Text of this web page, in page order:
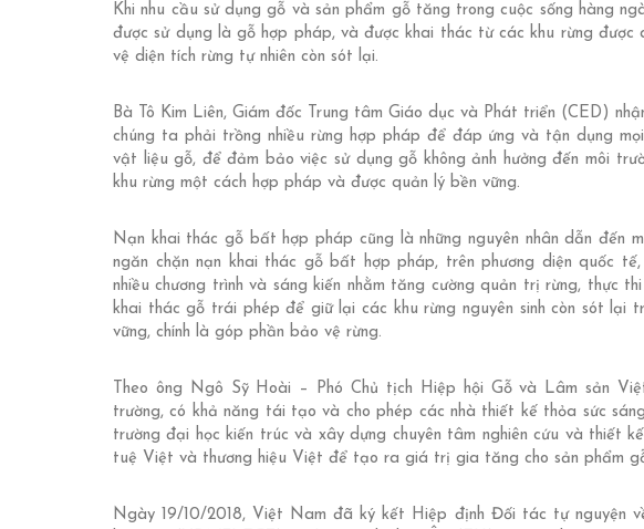
Khi nhu cầu sử dụng gỗ và sản phẩm gỗ tăng trong cuộc sống hàng
được sử dụng là gỗ hợp pháp, và được khai thác từ các khu rừng
vệ diện tích rừng tự nhiên còn sót lại.
Bà Tô Kim Liên, Giám đốc Trung tâm Giáo dục và Phát triển (CED)
chúng ta phải trồng nhiều rừng hợp pháp để đáp ứng và tận dụng
vật liệu gỗ, để đảm bảo việc sử dụng gỗ không ảnh hưởng đến môi
khu rừng một cách hợp pháp và được quản lý bền vững.
Nạn khai thác gỗ bất hợp pháp cũng là những nguyên nhân dẫn đến
ngăn chặn nạn khai thác gỗ bất hợp pháp, trên phương diện quốc
nhiều chương trình và sáng kiến nhằm tăng cường quản trị rừng, thực
khai thác gỗ trái phép để giữ lại các khu rừng nguyên sinh còn sót lại
vững, chính là góp phần bảo vệ rừng.
Theo ông Ngô Sỹ Hoài – Phó Chủ tịch Hiệp hội Gỗ và Lâm sản
trường, có khả năng tái tạo và cho phép các nhà thiết kế thỏa sức
trường đại học kiến trúc và xây dựng chuyên tâm nghiên cứu và thiết
tuệ Việt và thương hiệu Việt để tạo ra giá trị gia tăng cho sản phẩm
Ngày 19/10/2018, Việt Nam đã ký kết Hiệp định Đối tác tự nguyện